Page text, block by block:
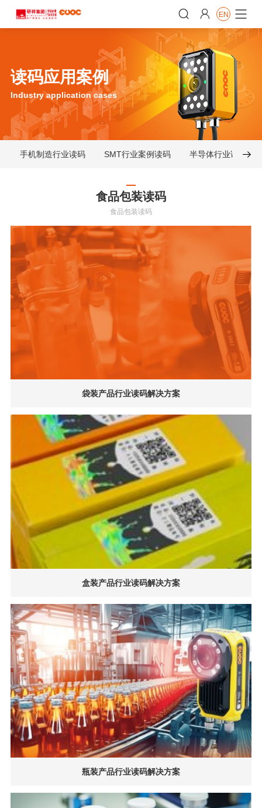


 EN
读码应用案例
Industry application cases
手机制造行业读码 SMT行业案例读码 半导体行业读码
食品包装读码
食品包装读码
袋装产品行业读码解决方案
盒装产品行业读码解决方案
瓶装产品行业读码解决方案